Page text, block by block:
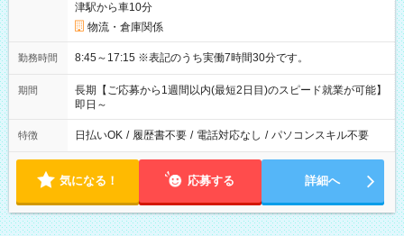
津駅から車10分
物流・倉庫関係
勤務時間 8:45～17:15 ※表記のうち実働7時間30分です。
期間
長期【ご応募から1週間以内(最短2日目)のスピード就業が可能】
即日～
特徴 日払いOK / 履歴書不要 / 電話対応なし / パソコンスキル不要
気になる！ 応募する 詳細へ